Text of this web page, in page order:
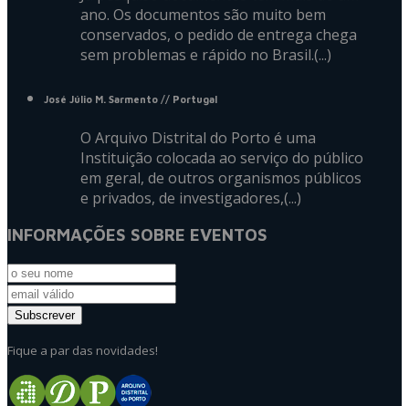
ano. Os documentos são muito bem
conservados, o pedido de entrega chega
sem problemas e rápido no Brasil.(...)
José Júlio M. Sarmento // Portugal
O Arquivo Distrital do Porto é uma
Instituição colocada ao serviço do público
em geral, de outros organismos públicos
e privados, de investigadores,(...)
INFORMAÇÕES SOBRE EVENTOS
Fique a par das novidades!